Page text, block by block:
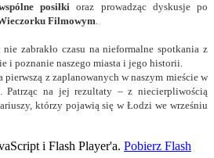
posiłki oraz prowadząc dyskusje po
Filmowym
zabrakło czasu na nieformalne spotkania z
i poznanie naszego miasta i jego historii.
pierwszą z zaplanowanych w naszym mieście w
. Patrząc na jej rezultaty – z niecierpliwością
którzy pojawią się w Łodzi we wrześniu
i Flash Player'a. Pobierz Flash